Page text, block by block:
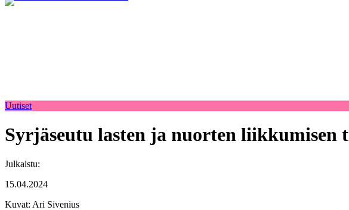
Uutiset
Syrjäseutu lasten ja nuorten liikkumisen
Julkaistu:
15.04.2024
Kuvat: Ari Sivenius